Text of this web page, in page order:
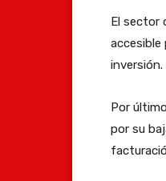
El sector
accesible
inversión.
Por
por su